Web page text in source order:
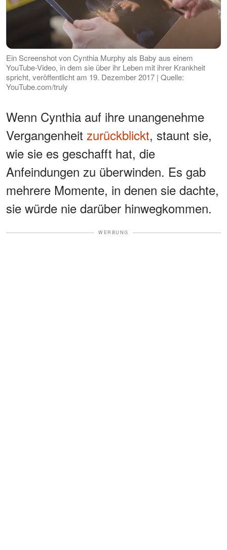
Ein Screenshot von Cynthia Murphy als Baby aus einem
YouTube-Video, in dem sie über ihr Leben mit ihrer Krankheit
spricht, veröffentlicht am 19. Dezember 2017 | Quelle:
YouTube.com/truly
Wenn Cynthia auf ihre unangenehme
Vergangenheit zurückblickt, staunt sie,
wie sie es geschafft hat, die
Anfeindungen zu überwinden. Es gab
mehrere Momente, in denen sie dachte,
sie würde nie darüber hinwegkommen.
WERBUNG